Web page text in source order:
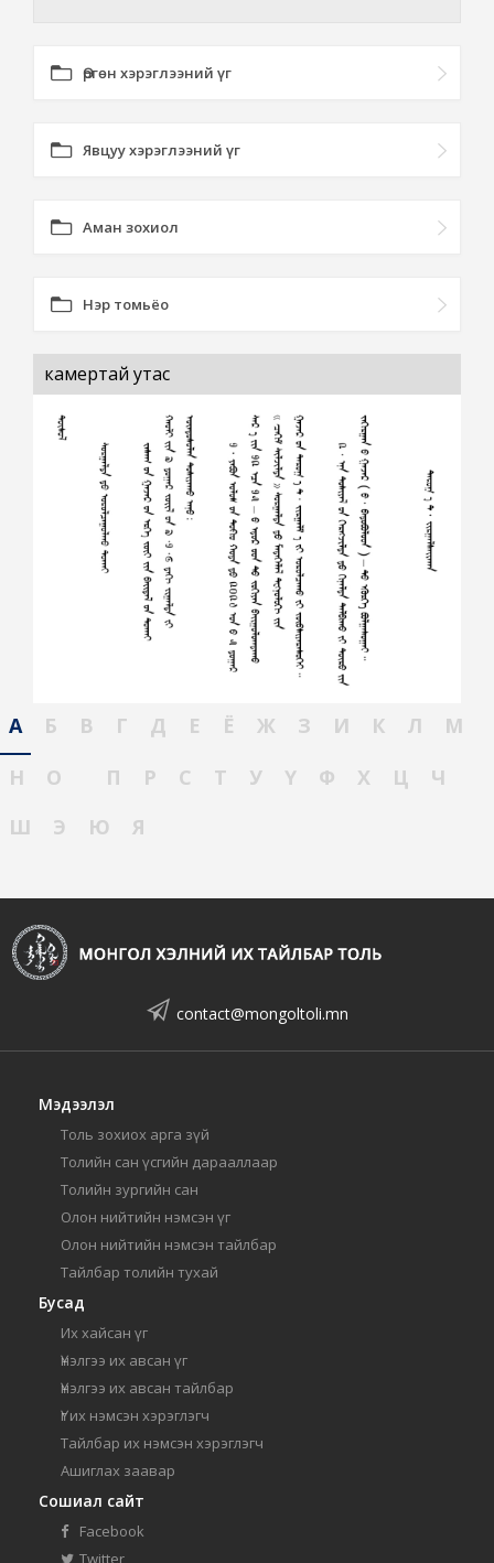
Өргөн хэрэглээний үг
Явцуу хэрэглээний үг
Аман зохиол
Нэр томьёо
камертай утас
А Б В Г Д Е Ё Ж З И К Л
М
Н
О П Р С Т У Ү Ф Х Ц
Ч
Ш
Э Ю Я
contact@mongoltoli.mn
Мэдээлэл
Толь зохиох арга зүй
Толийн сан үсгийн дарааллаар
Толийн зургийн сан
Олон нийтийн нэмсэн үг
Олон нийтийн нэмсэн тайлбар
Тайлбар толийн тухай
Бусад
Их хайсан үг
Үнэлгээ их авсан үг
Үнэлгээ их авсан тайлбар
Үг их нэмсэн хэрэглэгч
Тайлбар их нэмсэн хэрэглэгч
Ашиглах заавар
Сошиал сайт
Facebook
Twitter